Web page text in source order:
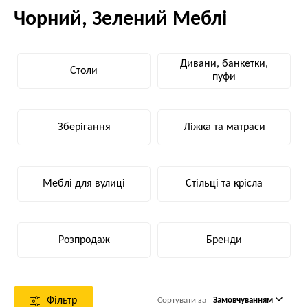
Чорний, Зелений Меблі
Столи
Дивани, банкетки,
пуфи
Зберігання Ліжка та матраси
Меблі для вулиці Стільці та крісла
Розпродаж Бренди
Фільтр Сортувати за Замовчуванням